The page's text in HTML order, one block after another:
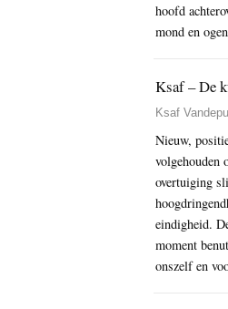
hoofd
mond en
Ksaf – De
Ksaf
Nieuw,
volgehouden
overtuiging
eindigheid.
moment
onszelf en